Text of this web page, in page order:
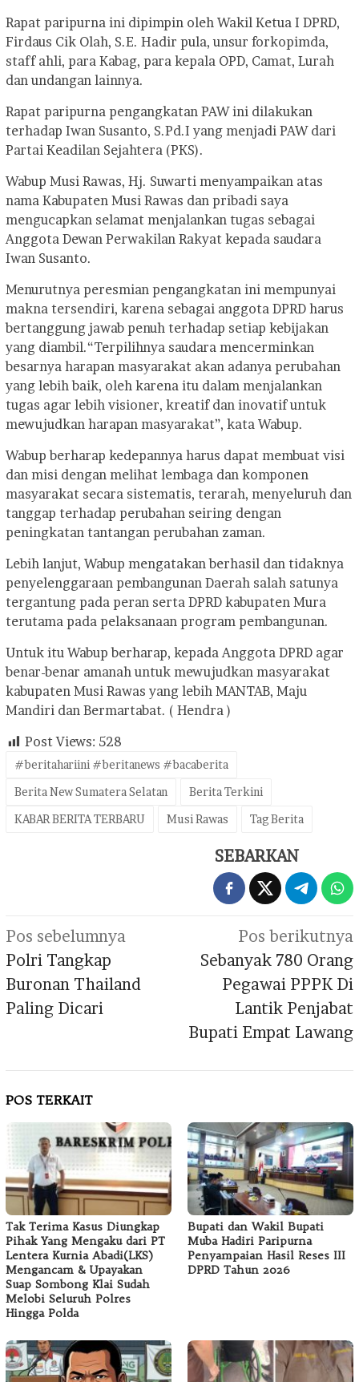
Rapat paripurna ini dipimpin oleh Wakil Ketua I DPRD,
Firdaus Cik Olah, S.E. Hadir pula, unsur forkopimda,
staff ahli, para Kabag, para kepala OPD, Camat, Lurah
dan undangan lainnya.
Rapat paripurna pengangkatan PAW ini dilakukan
terhadap Iwan Susanto, S.Pd.I yang menjadi PAW dari
Partai Keadilan Sejahtera (PKS).
Wabup Musi Rawas, Hj. Suwarti menyampaikan atas
nama Kabupaten Musi Rawas dan pribadi saya
mengucapkan selamat menjalankan tugas sebagai
Anggota Dewan Perwakilan Rakyat kepada saudara
Iwan Susanto.
Menurutnya peresmian pengangkatan ini mempunyai
makna tersendiri, karena sebagai anggota DPRD harus
bertanggung jawab penuh terhadap setiap kebijakan
yang diambil.“Terpilihnya saudara mencerminkan
besarnya harapan masyarakat akan adanya perubahan
yang lebih baik, oleh karena itu dalam menjalankan
tugas agar lebih visioner, kreatif dan inovatif untuk
mewujudkan harapan masyarakat”, kata Wabup.
Wabup berharap kedepannya harus dapat membuat visi
dan misi dengan melihat lembaga dan komponen
masyarakat secara sistematis, terarah, menyeluruh dan
tanggap terhadap perubahan seiring dengan
peningkatan tantangan perubahan zaman.
Lebih lanjut, Wabup mengatakan berhasil dan tidaknya
penyelenggaraan pembangunan Daerah salah satunya
tergantung pada peran serta DPRD kabupaten Mura
terutama pada pelaksanaan program pembangunan.
Untuk itu Wabup berharap, kepada Anggota DPRD agar
benar-benar amanah untuk mewujudkan masyarakat
kabupaten Musi Rawas yang lebih MANTAB, Maju
Mandiri dan Bermartabat. ( Hendra )
Post Views: 528
#beritahariini #beritanews #bacaberita
Berita New Sumatera Selatan
Berita Terkini
KABAR BERITA TERBARU
Musi Rawas Tag Berita
SEBARKAN
Navigasi
pos
Pos sebelumnya
Polri Tangkap
Buronan Thailand
Paling Dicari
Pos berikutnya
Sebanyak 780 Orang
Pegawai PPPK Di
Lantik Penjabat
Bupati Empat Lawang
POS TERKAIT
Tak Terima Kasus Diungkap
Pihak Yang Mengaku dari PT
Lentera Kurnia Abadi(LKS)
Mengancam & Upayakan
Suap Sombong Klai Sudah
Melobi Seluruh Polres
Hingga Polda
Bupati dan Wakil Bupati
Muba Hadiri Paripurna
Penyampaian Hasil Reses III
DPRD Tahun 2026